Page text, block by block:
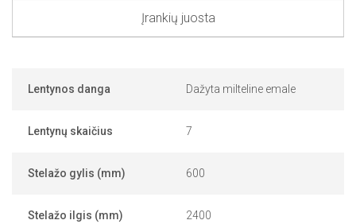
Įrankių juosta
Lentynos danga Dažyta milteline emale
Lentynų skaičius 7
Stelažo gylis (mm) 600
Stelažo ilgis (mm) 2400